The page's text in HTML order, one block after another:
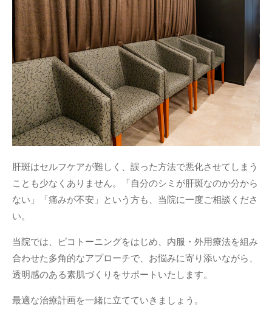
肝斑はセルフケアが難しく、誤った方法で悪化させてしまう
ことも少なくありません。「自分のシミが肝斑なのか分から
ない」「痛みが不安」という方も、当院に一度ご相談くださ
い。
当院では、ピコトーニングをはじめ、内服・外用療法を組み
合わせた多角的なアプローチで、お悩みに寄り添いながら、
透明感のある素肌づくりをサポートいたします。
最適な治療計画を一緒に立てていきましょう。